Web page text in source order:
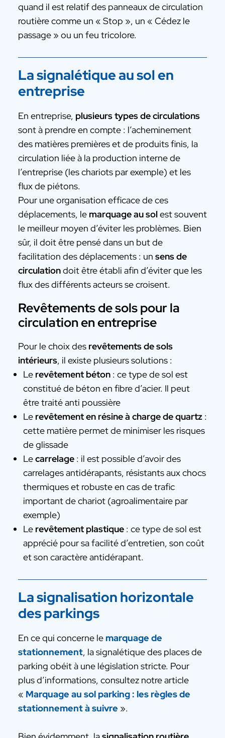
quand il est relatif des panneaux de circulation
routière comme un « Stop », un « Cédez le
passage » ou un feu tricolore.
La signalétique au sol en
entreprise
En entreprise, plusieurs types de circulations
sont à prendre en compte : l’acheminement
des matières premières et de produits finis, la
circulation liée à la production interne de
l’entreprise (les chariots par exemple) et les
flux de piétons.
Pour une organisation efficace de ces
déplacements, le marquage au solest souvent
le meilleur moyen d’éviter les problèmes. Bien
sûr, il doit être pensé dans un but de
facilitation des déplacements : un sens de
circulationdoit être établi afin d’éviter que les
flux des différents acteurs se croisent.
Revêtements de sols pour la
circulation en entreprise
Pour le choix des revêtements de sols
intérieurs, il existe plusieurs solutions :
Le revêtement béton: ce type de sol est
constitué de béton en fibre d’acier. Il peut
être traité anti poussière
Le revêtement en résine à charge de quartz:
cette matière permet de minimiser les risques
de glissade
Lecarrelage: il est possible d’avoir des
carrelages antidérapants, résistants aux chocs
thermiques et robuste en cas de trafic
important de chariot (agroalimentaire par
exemple)
Le revêtement plastique: ce type de sol est
apprécié pour sa facilité d’entretien, son coût
et son caractère antidérapant.
La signalisation horizontale
des parkings
En ce qui concerne le marquage de
stationnement, la signalétique des places de
parking obéit à une législation stricte. Pour
plus d’informations, consultez notre article
« Marquage au sol parking : les règles de
stationnement à suivre ».